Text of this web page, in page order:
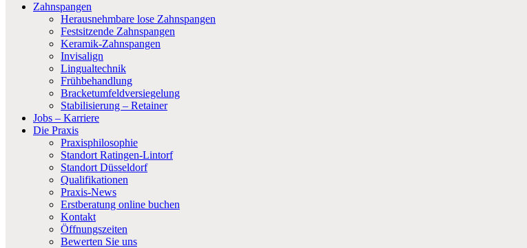
Zahnspangen
Herausnehmbare lose Zahnspangen
Festsitzende Zahnspangen
Keramik-Zahnspangen
Invisalign
Lingualtechnik
Frühbehandlung
Bracketumfeldversiegelung
Stabilisierung – Retainer
Jobs – Karriere
Die Praxis
Praxisphilosophie
Standort Ratingen-Lintorf
Standort Düsseldorf
Qualifikationen
Praxis-News
Erstberatung online buchen
Kontakt
Öffnungszeiten
Bewerten Sie uns